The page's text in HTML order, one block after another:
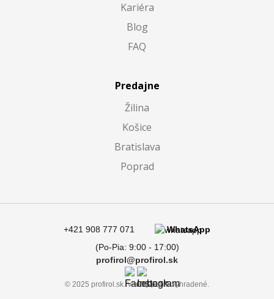
Kariéra
Blog
FAQ
Predajne
Žilina
Košice
Bratislava
Poprad
© 2025 profirol.sk. Všetky práva vyhradené.
+421 908 777 071
(Po-Pia: 9:00 - 17:00)
WhatsApp
profirol@profirol.sk